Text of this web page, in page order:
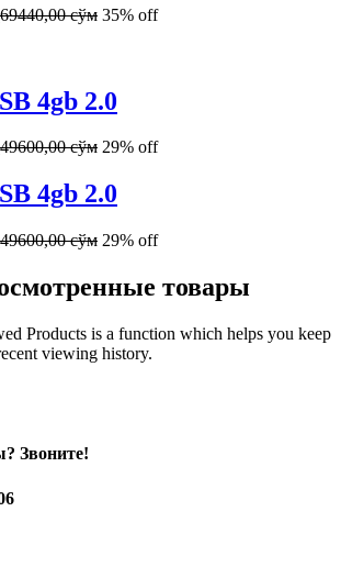
69440,00сўм 35% off
4gb 2.0
49600,00сўм 29% off
4gb 2.0
49600,00сўм 29% off
товары
Products is a function which helps you keep
viewing history.
Звоните!